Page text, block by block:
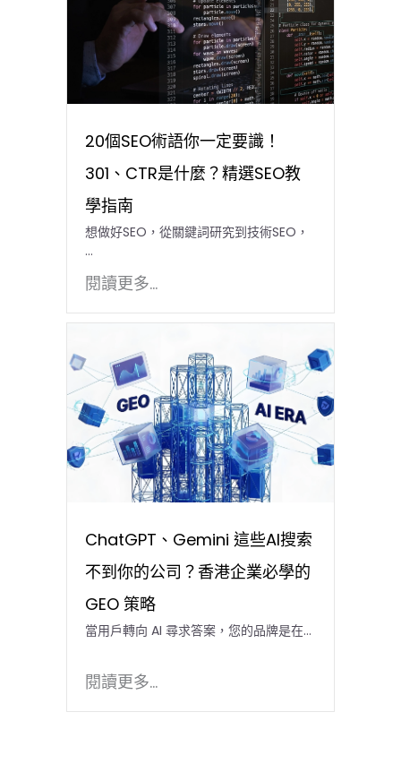
20個SEO術語你一定要識！
301、CTR是什麼？精選SEO教
學指南
想做好SEO，從關鍵詞研究到技術SEO，
…
閱讀更多...
ChatGPT、Gemini 這些AI搜索
不到你的公司？香港企業必學的
GEO 策略
當用戶轉向 AI 尋求答案，您的品牌是在…
閱讀更多...